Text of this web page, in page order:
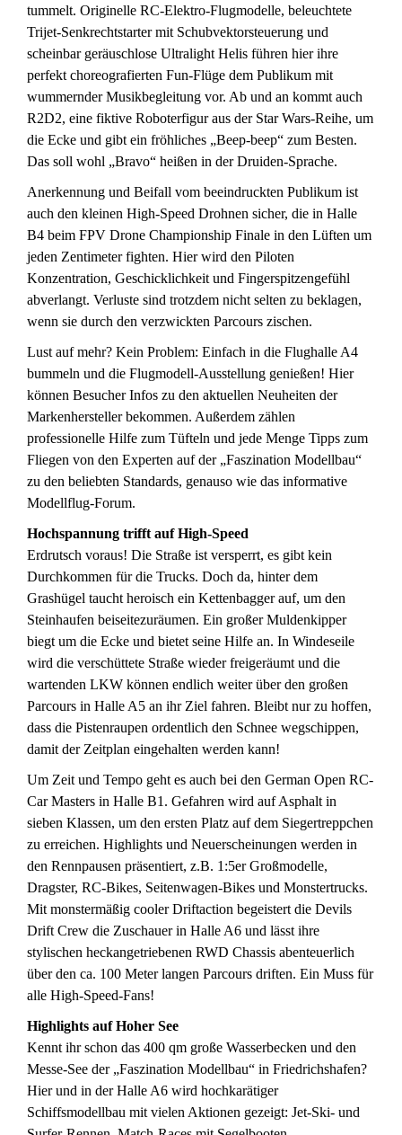
tummelt. Originelle RC-Elektro-Flugmodelle, beleuchtete
Trijet-Senkrechtstarter mit Schubvektorsteuerung und
scheinbar geräuschlose Ultralight Helis führen hier ihre
perfekt choreografierten Fun-Flüge dem Publikum mit
wummernder Musikbegleitung vor. Ab und an kommt auch
R2D2, eine fiktive Roboterfigur aus der Star Wars-Reihe, um
die Ecke und gibt ein fröhliches „Beep-beep“ zum Besten.
Das soll wohl „Bravo“ heißen in der Druiden-Sprache.
Anerkennung und Beifall vom beeindruckten Publikum ist
auch den kleinen High-Speed Drohnen sicher, die in Halle
B4 beim FPV Drone Championship Finale in den Lüften um
jeden Zentimeter fighten. Hier wird den Piloten
Konzentration, Geschicklichkeit und Fingerspitzengefühl
abverlangt. Verluste sind trotzdem nicht selten zu beklagen,
wenn sie durch den verzwickten Parcours zischen.
Lust auf mehr? Kein Problem: Einfach in die Flughalle A4
bummeln und die Flugmodell-Ausstellung genießen! Hier
können Besucher Infos zu den aktuellen Neuheiten der
Markenhersteller bekommen. Außerdem zählen
professionelle Hilfe zum Tüfteln und jede Menge Tipps zum
Fliegen von den Experten auf der „Faszination Modellbau“
zu den beliebten Standards, genauso wie das informative
Modellflug-Forum.
Hochspannung trifft auf High-Speed
Erdrutsch voraus! Die Straße ist versperrt, es gibt kein
Durchkommen für die Trucks. Doch da, hinter dem
Grashügel taucht heroisch ein Kettenbagger auf, um den
Steinhaufen beiseitezuräumen. Ein großer Muldenkipper
biegt um die Ecke und bietet seine Hilfe an. In Windeseile
wird die verschüttete Straße wieder freigeräumt und die
wartenden LKW können endlich weiter über den großen
Parcours in Halle A5 an ihr Ziel fahren. Bleibt nur zu hoffen,
dass die Pistenraupen ordentlich den Schnee wegschippen,
damit der Zeitplan eingehalten werden kann!
Um Zeit und Tempo geht es auch bei den German Open RC-
Car Masters in Halle B1. Gefahren wird auf Asphalt in
sieben Klassen, um den ersten Platz auf dem Siegertreppchen
zu erreichen. Highlights und Neuerscheinungen werden in
den Rennpausen präsentiert, z.B. 1:5er Großmodelle,
Dragster, RC-Bikes, Seitenwagen-Bikes und Monstertrucks.
Mit monstermäßig cooler Driftaction begeistert die Devils
Drift Crew die Zuschauer in Halle A6 und lässt ihre
stylischen heckangetriebenen RWD Chassis abenteuerlich
über den ca. 100 Meter langen Parcours driften. Ein Muss für
alle High-Speed-Fans!
Highlights auf Hoher See
Kennt ihr schon das 400 qm große Wasserbecken und den
Messe-See der „Faszination Modellbau“ in Friedrichshafen?
Hier und in der Halle A6 wird hochkarätiger
Schiffsmodellbau mit vielen Aktionen gezeigt: Jet-Ski- und